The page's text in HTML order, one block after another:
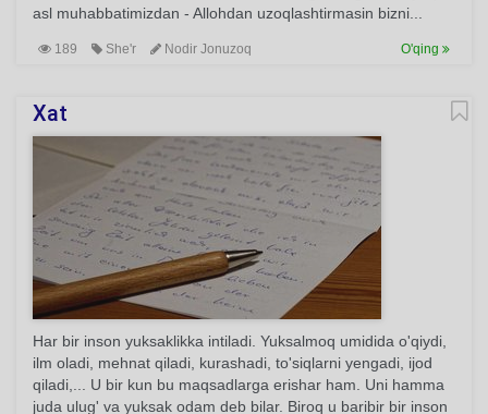
asl muhabbatimizdan - Allohdan uzoqlashtirmasin bizni...
189 She'r Nodir Jonuzoq O'qing
Xat
Har bir inson yuksaklikka intiladi. Yuksalmoq umidida o'qiydi,
ilm oladi, mehnat qiladi, kurashadi, to'siqlarni yengadi, ijod
qiladi,... U bir kun bu maqsadlarga erishar ham. Uni hamma
juda ulug' va yuksak odam deb bilar. Biroq u baribir bir inson